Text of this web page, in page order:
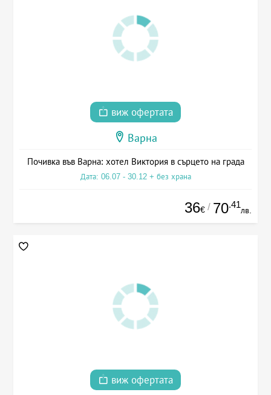
виж офертата
Варна
Почивка във Варна: хотел Виктория в сърцето на града
Дата: 06.07 - 30.12 + без храна
36€ / 70.41
лв.
виж офертата